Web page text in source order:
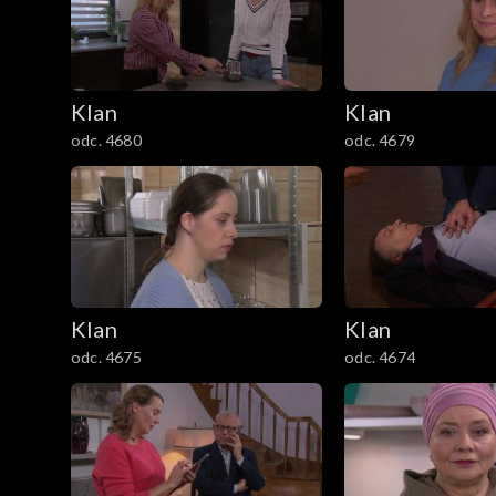
2901–3000
2801–2900
2701–2800
2601–2700
2501–2600
2401–2500
2301–2400
2201–2300
Klan
odc. 4680
Klan
odc. 4679
Klan
odc. 4675
Klan
odc. 4674